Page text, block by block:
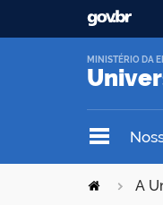
MINISTÉRIO DA
A